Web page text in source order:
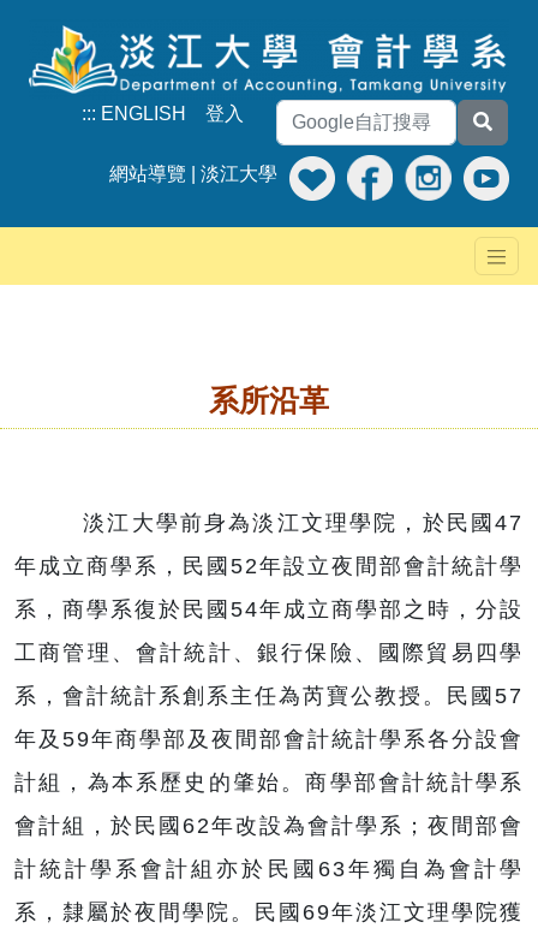
::: ENGLISH 登入
網站導覽 淡江大學
系所沿革
淡江大學前身為淡江文理學院，於民國47
年成立商學系，民國52年設立夜間部會計統計學
系，商學系復於民國54年成立商學部之時，分設
工商管理、會計統計、銀行保險、國際貿易四學
系，會計統計系創系主任為芮寶公教授。民國57
年及59年商學部及夜間部會計統計學系各分設會
計組，為本系歷史的肇始。商學部會計統計學系
會計組，於民國62年改設為會計學系；夜間部會
計統計學系會計組亦於民國63年獨自為會計學
系，隸屬於夜間學院。民國69年淡江文理學院獲